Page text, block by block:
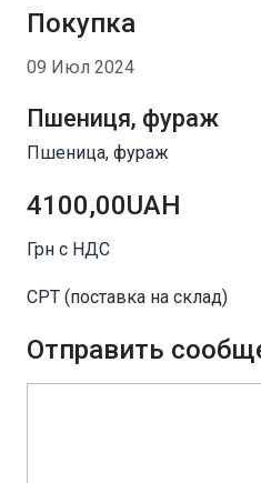
Покупка
09 Июл 2024
Пшениця, фураж
Пшеница, фураж
4100,00UAH
Грн с НДС
CPT (поставка на склад)
Отправить